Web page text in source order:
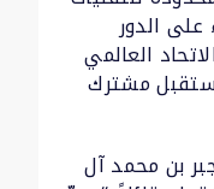
على الدور
العالمي
مشترك
بن محمد آل